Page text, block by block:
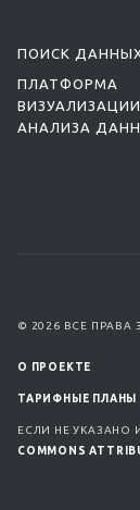
ПОИСК
ПЛАТФОРМА
АНАЛИЗА
© 2026 ВСЕ
О ПРОЕКТЕ
ТАРИФНЫЕ ПЛАНЫ
ЕСЛИ НЕ УКАЗАНО
COMMONS